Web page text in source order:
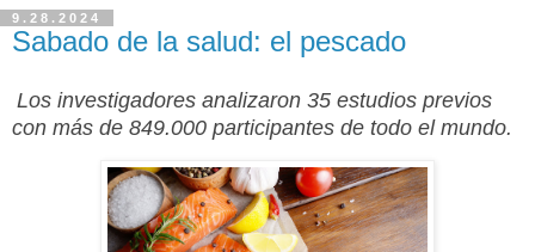
9.28.2024
Sabado de la salud: el pescado
Los investigadores analizaron 35 estudios previos
con más de 849.000 participantes de todo el mundo.